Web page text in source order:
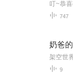
747
奶爸
9